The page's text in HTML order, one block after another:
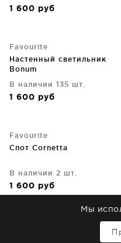
1 600 руб
Favourite
Настенный светильник
Bonum
В наличии 135 шт.
1 600 руб
Favourite
Спот Cornetta
В наличии 2 шт.
1 600 руб
Мы